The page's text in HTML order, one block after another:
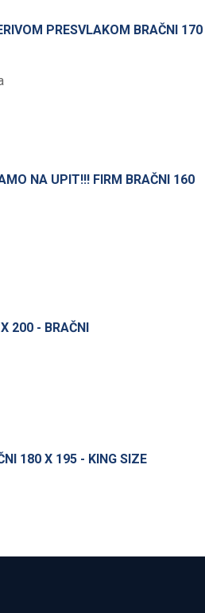
PRESVLAKOM BRAČNI 170
NA UPIT!!! FIRM BRAČNI 160
200 - BRAČNI
180 X 195 - KING SIZE